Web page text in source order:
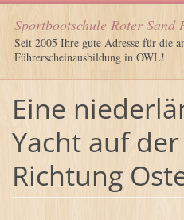
Sportbootschule Roter Sand
Seit 2005 Ihre gute Adresse für die
Führerscheinausbildung in OWL!
Eine
Yacht auf
Richtung